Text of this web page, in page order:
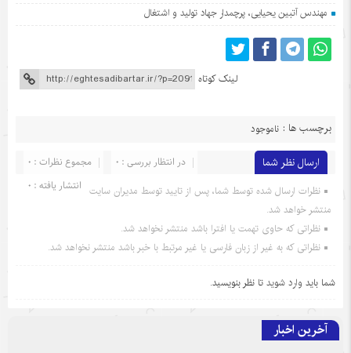
مهندس آتبین یحیایی، پرچمدار جهاد تولید و اشتغال
لینک کوتاه
برچسب ها : ناموجود
ارسال نظر شما مجموع نظرات : 0
در انتظار بررسی : 0
انتشار یافته : 0 نظرات ارسال شده توسط شما، پس از تایید توسط مدیران سایت
منتشر خواهد شد.
نظراتی که حاوی تهمت یا افترا باشد منتشر نخواهد شد.
نظراتی که به غیر از زبان فارسی یا غیر مرتبط با خبر باشد منتشر نخواهد شد.
شما باید وارد شوید تا نظر بنویسید.
آخرین اخبار